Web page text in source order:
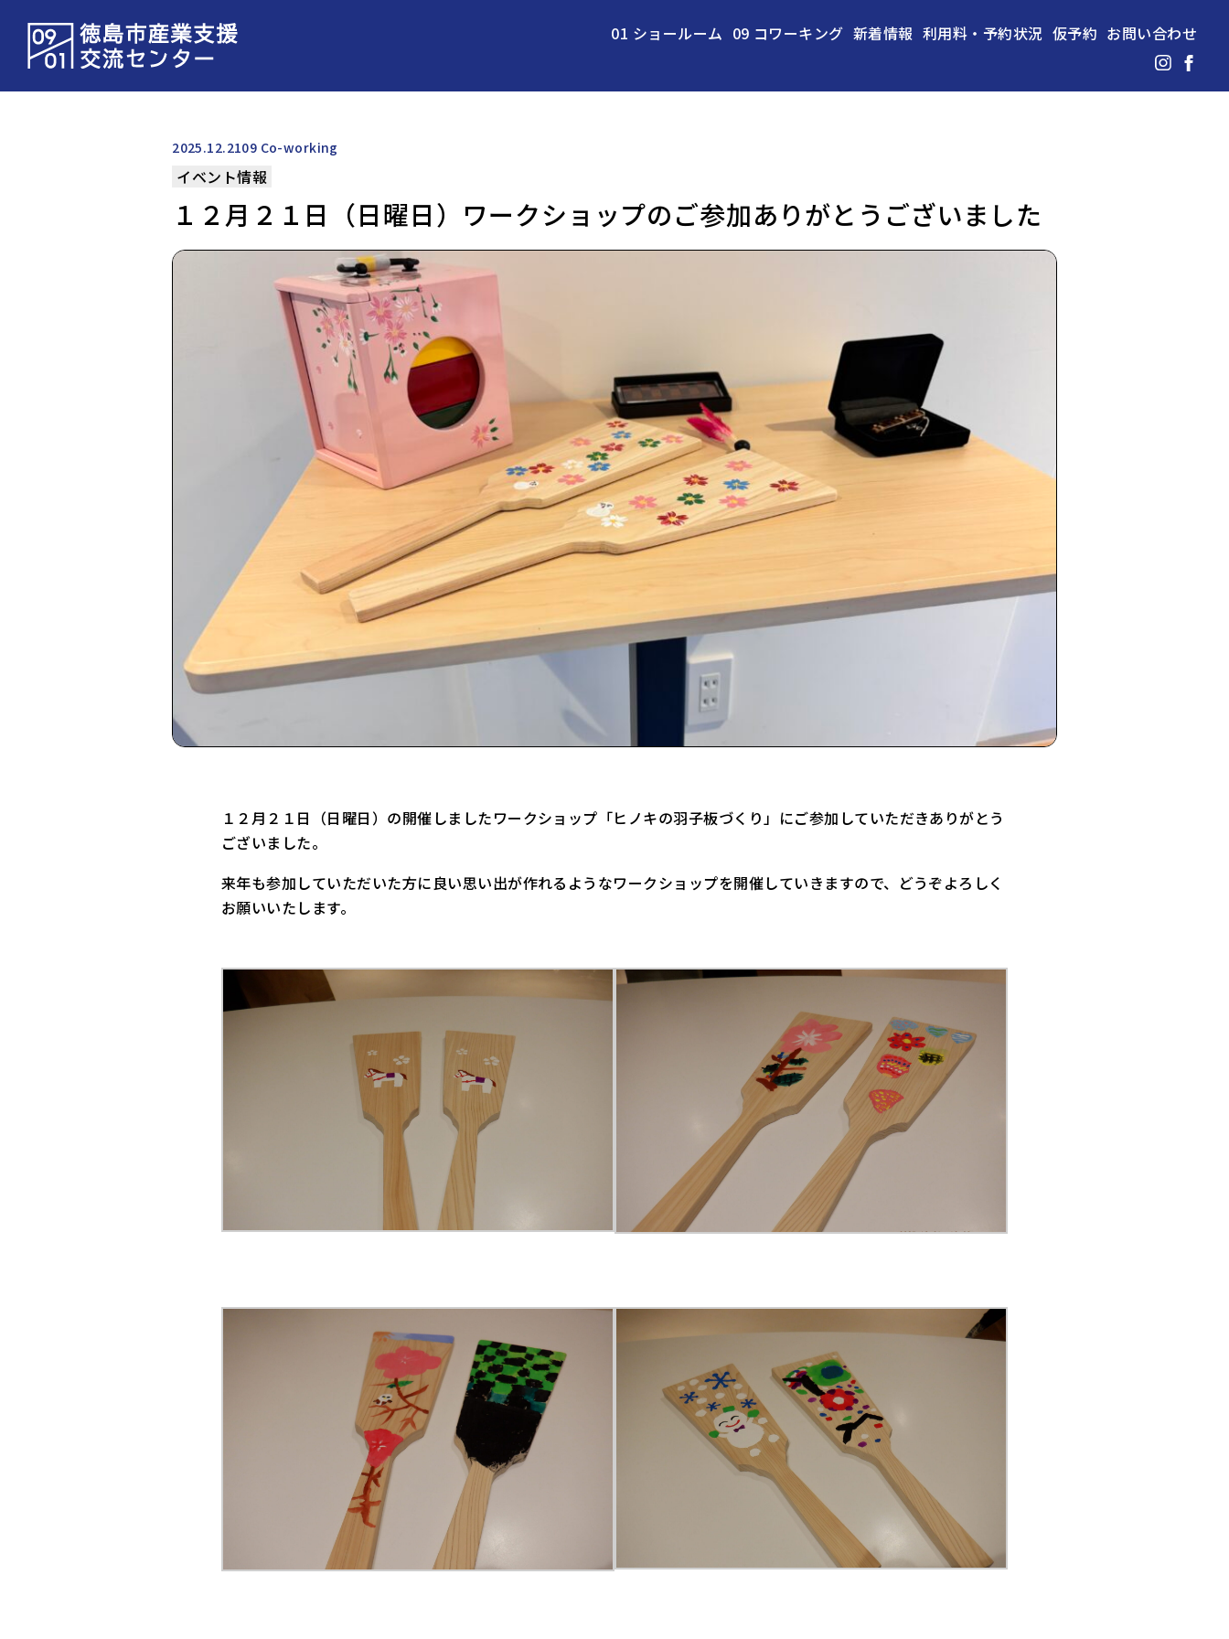
01 ショールーム 09 コワーキング 新着情報 利用料・予約状況 仮予約 お問い合わせ
2025.12.2109 Co-working
イベント情報
１２月２１日（日曜日）ワークショップのご参加ありがとうございました
１２月２１日（日曜日）の開催しましたワークショップ「ヒノキの羽子板づくり」にご参加していただきありがとう
ございました。
来年も参加していただいた方に良い思い出が作れるようなワークショップを開催していきますので、どうぞよろしく
お願いいたします。